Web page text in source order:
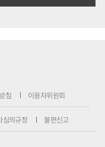
침 이용자위원회
심의규정 불편신고